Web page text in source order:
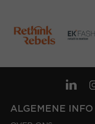
ALGEMENE INFO